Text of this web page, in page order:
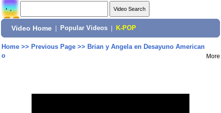
Video Home Popular Videos K-POP
Home>> Previous Page>> Brian y Angela en Desayuno American
o
More